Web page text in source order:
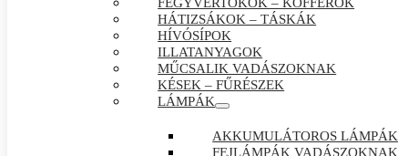
HÁTIZSÁKOK – TÁSKÁK
HÍVÓSÍPOK
ILLATANYAGOK
MŰCSALIK VADÁSZOKNAK
KÉSEK – FŰRÉSZEK
LÁMPÁK
AKKUMULÁTOROS LÁMPÁK
FEJLÁMPÁK VADÁSZOKNAK